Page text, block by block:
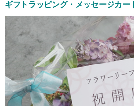
ギフトラッピング・メッセージカー